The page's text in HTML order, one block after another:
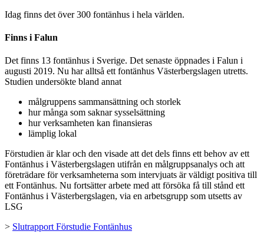
Idag finns det över 300 fontänhus i hela världen.
Finns i Falun
Det finns 13 fontänhus i Sverige. Det senaste öppnades i Falun i
augusti 2019. Nu har alltså ett fontänhus Västerbergslagen utretts.
Studien undersökte bland annat
målgruppens sammansättning och storlek
hur många som saknar sysselsättning
hur verksamheten kan finansieras
lämplig lokal
Förstudien är klar och den visade att det dels finns ett behov av ett
Fontänhus i Västerbergslagen utifrån en målgruppsanalys och att
företrädare för verksamheterna som intervjuats är väldigt positiva till
ett Fontänhus. Nu fortsätter arbete med att försöka få till stånd ett
Fontänhus i Västerbergslagen, via en arbetsgrupp som utsetts av
LSG
> Slutrapport Förstudie Fontänhus